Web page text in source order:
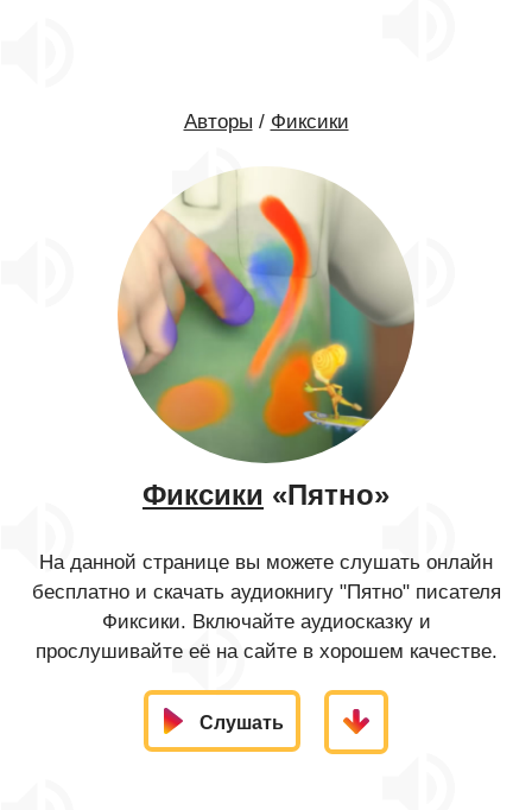
Авторы / Фиксики
Фиксики «Пятно»
На данной странице вы можете слушать онлайн
бесплатно и скачать аудиокнигу "Пятно" писателя
Фиксики. Включайте аудиосказку и
прослушивайте её на сайте в хорошем качестве.
Слушать